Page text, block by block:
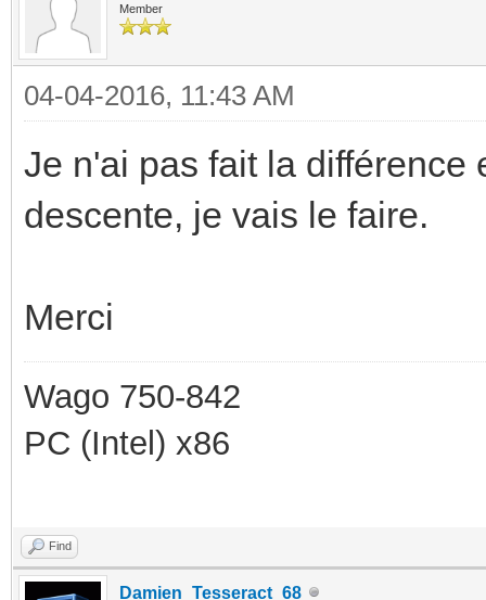
Member
04-04-2016, 11:43 AM
Je n'ai pas fait la différence
descente, je vais le faire.
Merci
Wago 750-842
PC (Intel) x86
Find
Damien_Tesseract_68